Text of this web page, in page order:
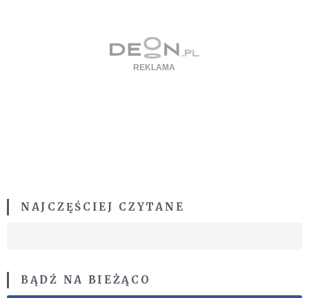
NAJCZĘŚCIEJ CZYTANE
BĄDŹ NA BIEŻĄCO